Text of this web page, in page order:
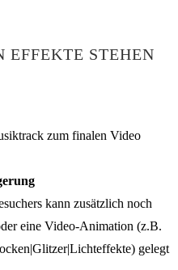
EFFEKTE STEHEN
zum finalen Video
kann zusätzlich noch
eine Video-Animation (z.B.
gelegt